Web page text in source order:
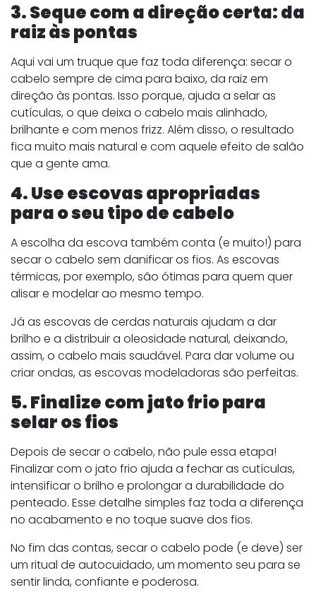
3. Seque com a direção certa: da
raiz às pontas
Aqui vai um truque que faz toda diferença: secar o
cabelo sempre de cima para baixo, da raiz em
direção às pontas. Isso porque, ajuda a selar as
cutículas, o que deixa o cabelo mais alinhado,
brilhante e com menos frizz. Além disso, o resultado
fica muito mais natural e com aquele efeito de salão
que a gente ama.
4. Use escovas apropriadas
para o seu tipo de cabelo
A escolha da escova também conta (e muito!) para
secar o cabelo sem danificar os fios. As escovas
térmicas, por exemplo, são ótimas para quem quer
alisar e modelar ao mesmo tempo.
Já as escovas de cerdas naturais ajudam a dar
brilho e a distribuir a oleosidade natural, deixando,
assim, o cabelo mais saudável. Para dar volume ou
criar ondas, as escovas modeladoras são perfeitas.
5. Finalize com jato frio para
selar os fios
Depois de secar o cabelo, não pule essa etapa!
Finalizar com o jato frio ajuda a fechar as cutículas,
intensificar o brilho e prolongar a durabilidade do
penteado. Esse detalhe simples faz toda a diferença
no acabamento e no toque suave dos fios.
No fim das contas, secar o cabelo pode (e deve) ser
um ritual de autocuidado, um momento seu para se
sentir linda, confiante e poderosa.